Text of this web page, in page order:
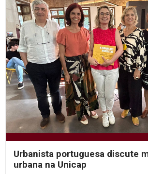
Urbanista portuguesa discute
urbana na Unicap